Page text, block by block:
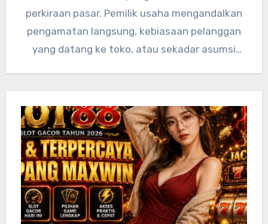
perkiraan pasar. Pemilik usaha mengandalkan
pengamatan langsung, kebiasaan pelanggan
yang datang ke toko, atau sekadar asumsi